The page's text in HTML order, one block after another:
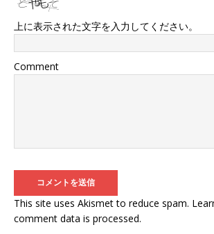
上に表示された文字を入力してください。
Comment
This site uses Akismet to reduce spam.
comment data is processed.